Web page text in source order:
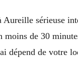
Aureille sérieuse
moins de 30
dépend de votre